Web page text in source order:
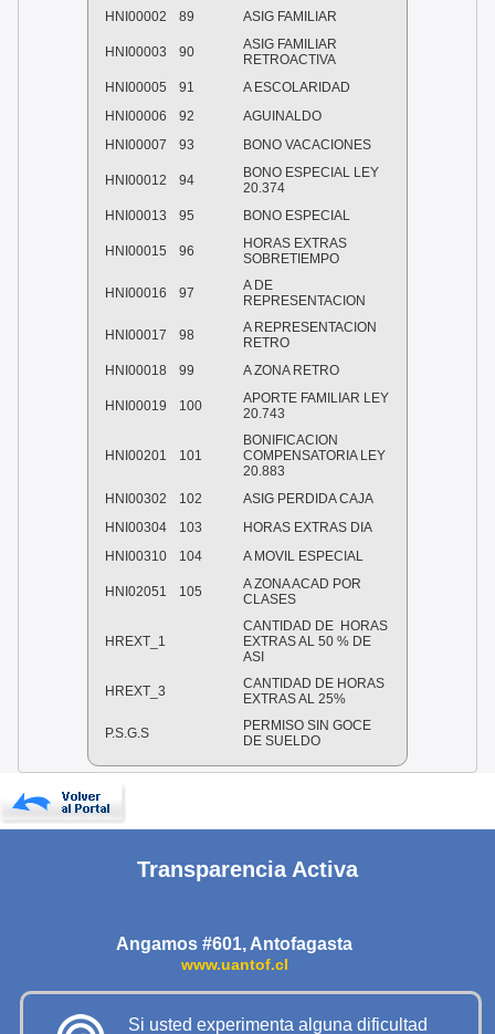
HNI00002
89 ASIG FAMILIAR
HNI00003 90
ASIG FAMILIAR
RETROACTIVA
HNI00005
91
A ESCOLARIDAD
HNI00006
92
AGUINALDO
HNI00007
93 BONO VACACIONES
HNI00012 94
BONO ESPECIAL LEY
20.374
HNI00013
95 BONO ESPECIAL
HNI00015 96
HORAS EXTRAS
SOBRETIEMPO
HNI00016 97
A DE
REPRESENTACION
HNI00017 98
A REPRESENTACION
RETRO
HNI00018
99 A ZONA RETRO
HNI00019 100
APORTE FAMILIAR LEY
20.743
HNI00201 101
BONIFICACION
COMPENSATORIA LEY
20.883
HNI00302
102
ASIG PERDIDA CAJA
HNI00304
103
HORAS EXTRAS DIA
HNI00310
104 A MOVIL ESPECIAL
HNI02051 105
A ZONA ACAD POR
CLASES
HREXT_1
CANTIDAD DE HORAS
EXTRAS AL 50 % DE
ASI
HREXT_3
CANTIDAD DE HORAS
EXTRAS AL 25%
P.S.G.S
PERMISO SIN GOCE
DE SUELDO
Transparencia Activa
Angamos #601, Antofagasta
www.uantof.cl
Si usted experimenta alguna dificultad